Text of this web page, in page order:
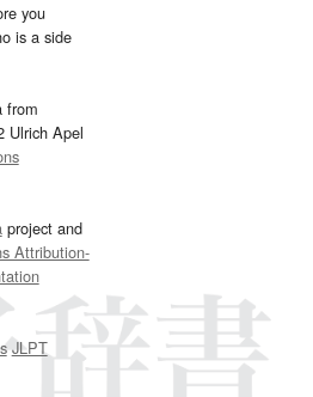
you
is a side
from
Ulrich Apel
project and
Attribution-
JLPT